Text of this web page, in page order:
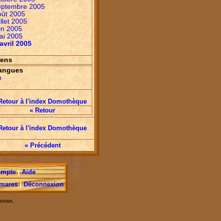
2005
2005
2005
2005
2005
avril 2005
à l'index Domothèque
« Retour
à l'index Domothèque
« Précédent
|Aide
|Déconnexion
.